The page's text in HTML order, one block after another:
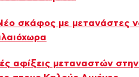
σκάφος με μετανάστες
αφίξεις μεταναστών στην